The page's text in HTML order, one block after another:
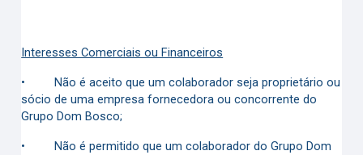
Interesses Comerciais ou Financeiros
•Não é aceito que um colaborador seja proprietário ou
sócio de uma empresa fornecedora ou concorrente do
Grupo Dom Bosco;
•Não é permitido que um colaborador do Grupo Dom